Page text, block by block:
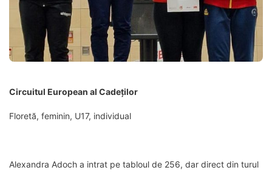
Circuitul European al Cadeților
Floretă, feminin, U17, individual
Alexandra Adoch a intrat pe tabloul de 256, dar direct din turul